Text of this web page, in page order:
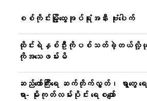
စစ်ကိုင်းမြို့ထွေအုပ်ရုံးအနီး ဗုံးပေါက်
ထိုင်းရဲနှစ်ဦးကိုပစ်သတ်ခဲ့တယ်လို့
ကိုအသေဖမ်းမိ
ဆည်တော်ကြီးရေ ဆက်တိုက်လွှတ်၊ ရွာတွေ
ရာ- မိုးကုတ်လမ်းပိုင်း ရေစကျော်